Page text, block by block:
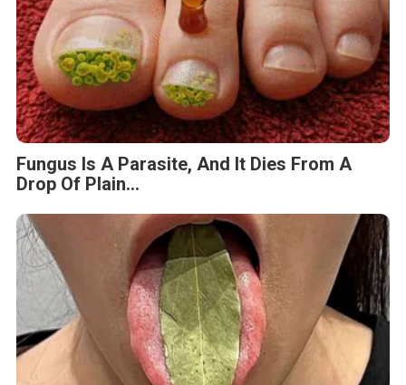
Fungus Is A Parasite, And It Dies From A
Drop Of Plain...